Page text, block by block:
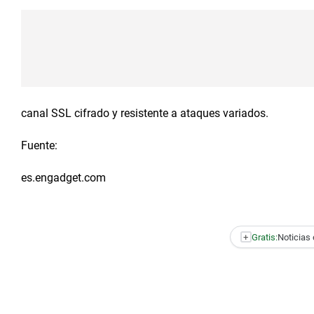
canal SSL cifrado y resistente a ataques variados.
Fuente:
es.engadget.com
+ Gratis:Noticias